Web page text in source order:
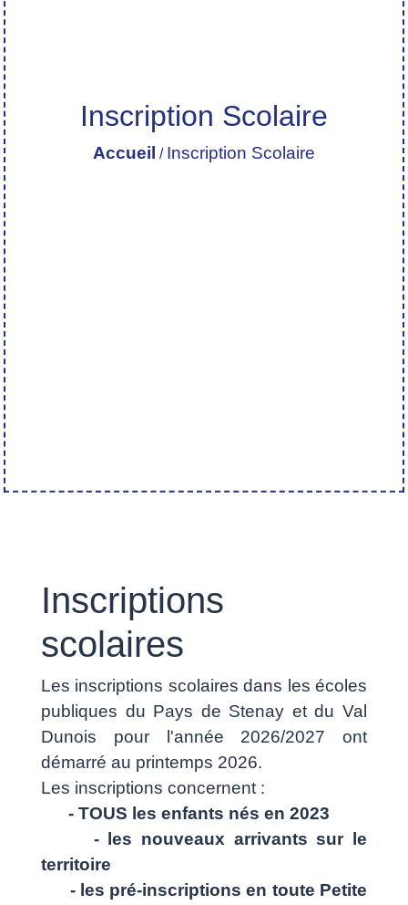
Inscription Scolaire
Accueil / Inscription Scolaire
Inscriptions
scolaires
Les inscriptions scolaires dans les écoles
publiques du Pays de Stenay et du Val
Dunois pour l'année 2026/2027 ont
démarré au printemps 2026.
Les inscriptions concernent :
- TOUS les enfants nés en 2023
- les nouveaux arrivants sur le
territoire
- les pré-inscriptions en toute Petite